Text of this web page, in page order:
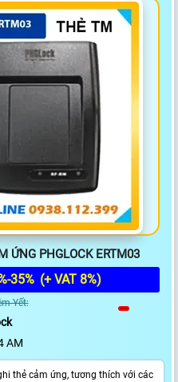
ỨNG PHGLOCK ERTM03
35% (+ VAT 8%)
Yết:
AM
thẻ cảm ứng, tương thích với các